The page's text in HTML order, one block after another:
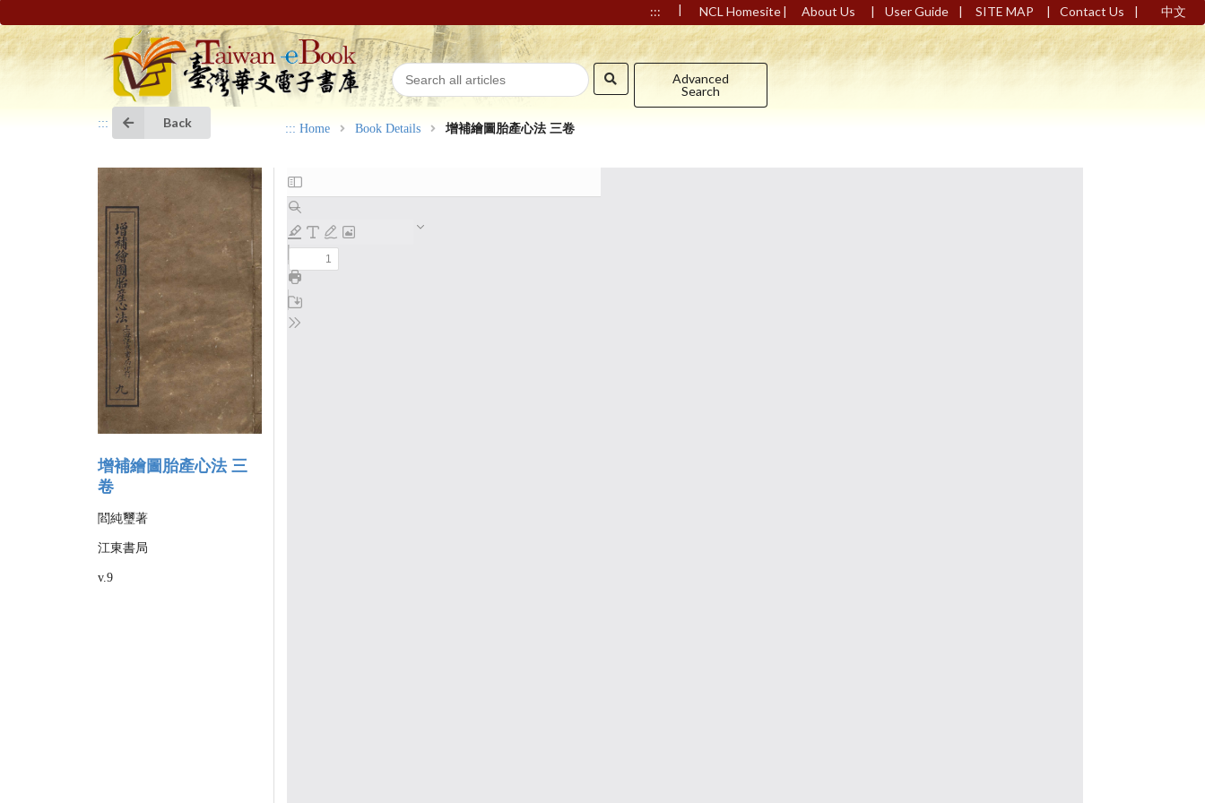
::: | NCL Homesite| About Us | User Guide | SITE MAP | Contact Us | 中文
Advanced
Search
::: Back ::: Home Book Details 增補繪圖胎產心法 三卷
增補繪圖胎產心法 三
卷
閻純璽著
江東書局
v.9